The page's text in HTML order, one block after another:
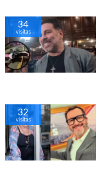
34
visitas
32
visitas